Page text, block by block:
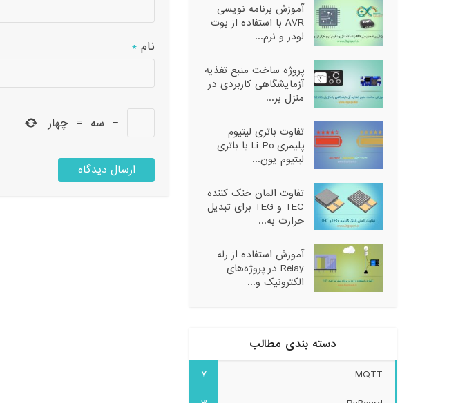
نام *
− سه = چهار
آموزش برنامه نویسی
AVR با استفاده از بوت
لودر و نرم...
پروژه ساخت منبع تغذیه
آزمایشگاهی کاربردی در
منزل بر...
تفاوت باتری لیتیوم
پلیمری Li-Po با باتری
لیتیوم یون...
تفاوت المان خنک کننده
TEC و TEG برای تبدیل
حرارت به...
آموزش استفاده از رله
Relay در پروژه‌های
الکترونیک و...
دسته بندی مطالب
MQTT
7